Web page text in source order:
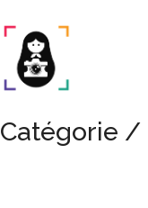
Catégorie /